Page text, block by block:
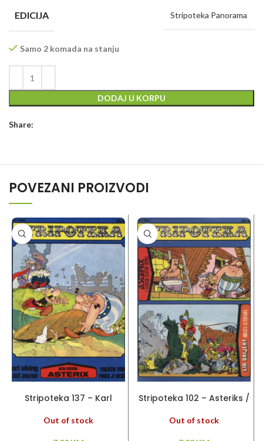
EDICIJA Stripoteka Panorama
Samo 2 komada na stanju
DODAJ U KORPU
Share:
POVEZANI PROIZVODI
Stripoteka 137 – Karl
Tom
Out of stock
Stripoteka 102 – Asteriks /
Out of stock